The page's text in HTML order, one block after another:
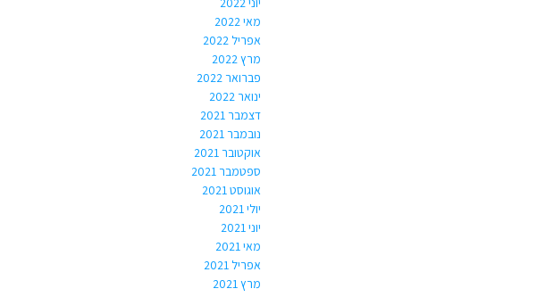
מאי 2022
אפריל 2022
מרץ 2022
פברואר 2022
ינואר 2022
דצמבר 2021
נובמבר 2021
אוקטובר 2021
ספטמבר 2021
אוגוסט 2021
יולי 2021
יוני 2021
מאי 2021
אפריל 2021
מרץ 2021